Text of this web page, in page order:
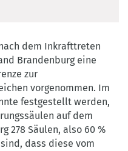
dem Inkrafttreten
Brandenburg eine
zur
vorgenommen. Im
festgestellt werden,
auf dem
278 Säulen, also 60 %
dass diese vom